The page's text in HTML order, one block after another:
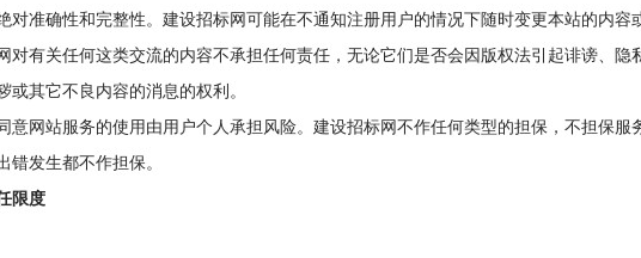
对准确性和完整性。建设招标网可能在不通知注册用户的情况下随时变更本站的内容
有关任何这类交流的内容不承担任何责任，无论它们是否会因版权法引起诽谤、隐
或其它不良内容的消息的权利。
网站服务的使用由用户个人承担风险。建设招标网不作任何类型的担保，不担保服
错发生都不作担保。
限度